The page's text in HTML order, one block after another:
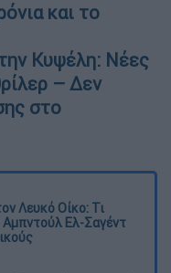
και το
Κυψέλη: Νέες
– Δεν
στο
Λευκό Οίκο: Τι
Αμπντούλ Ελ-Σαγέντ